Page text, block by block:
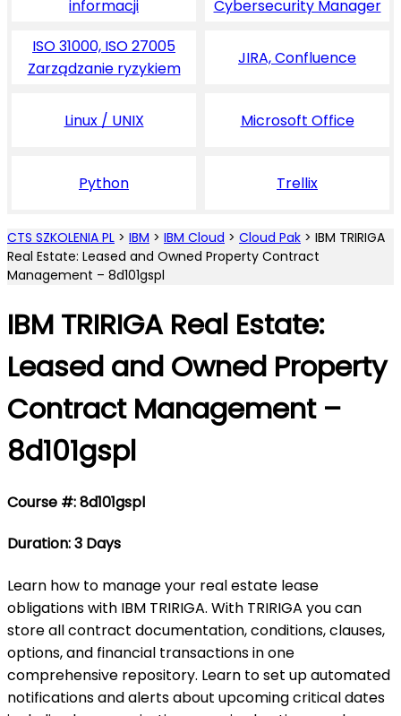
informacji
Cybersecurity Manager
ISO 31000, ISO 27005
Zarządzanie ryzykiem
JIRA, Confluence
Linux / UNIX Microsoft Office
Python Trellix
CTS SZKOLENIA PL > IBM > IBM Cloud > Cloud Pak > IBM TRIRIGA
Real Estate: Leased and Owned Property Contract
Management – 8d101gspl
IBM TRIRIGA Real Estate:
Leased and Owned Property
Contract Management –
8d101gspl
Course #: 8d101gspl
Duration: 3 Days
Learn how to manage your real estate lease
obligations with IBM TRIRIGA. With TRIRIGA you can
store all contract documentation, conditions, clauses,
options, and financial transactions in one
comprehensive repository. Learn to set up automated
notifications and alerts about upcoming critical dates